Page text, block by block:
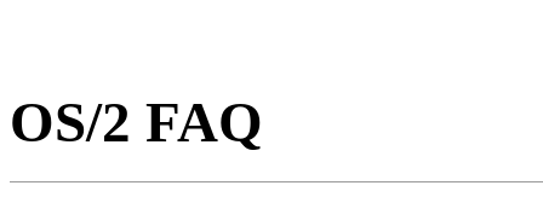
OS/2 FAQ